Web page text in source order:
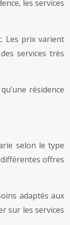
les services
Les prix varient
services très
résidence
selon le type
offres
adaptés aux
sur les services